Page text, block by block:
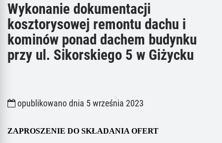
Wykonanie dokumentacji
kosztorysowej remontu dachu i
kominów ponad dachem budynku
przy ul. Sikorskiego 5 w Giżycku
opublikowano dnia 5 września 2023
ZAPROSZENIE DO SKŁADANIA OFERT